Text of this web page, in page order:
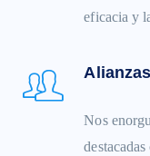
eficacia y
Nos